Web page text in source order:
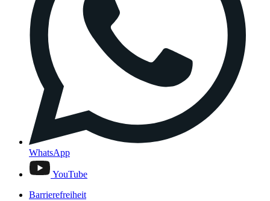
WhatsApp
YouTube
Barrierefreiheit